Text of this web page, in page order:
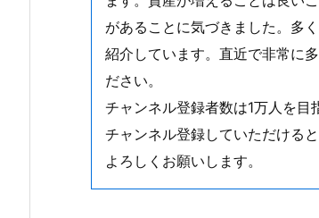
があることに気づきました。多
紹介しています。直近で非常に
ださい。
チャンネル登録者数は1万人を目
チャンネル登録していただける
よろしくお願いします。